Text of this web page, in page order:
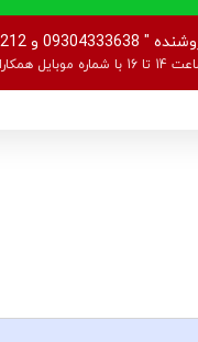
و 09357232212
بگیرید.